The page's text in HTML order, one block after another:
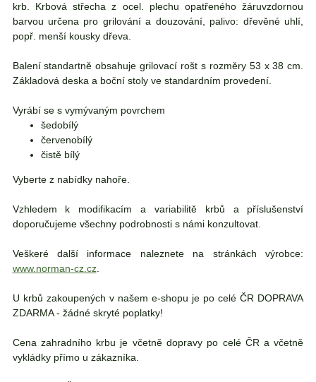
krb. Krbová střecha z ocel. plechu opatřeného žáruvzdornou
barvou určena pro grilování a douzování, palivo: dřevěné uhlí,
popř. menší kousky dřeva.
Balení standartně obsahuje grilovací rošt s rozměry 53 x 38 cm.
Základová deska a boční stoly ve standardním provedení.
Vyrábí se s vymývaným povrchem
šedobílý
červenobílý
čistě bílý
Vyberte z nabídky nahoře.
Vzhledem k modifikacím a variabilitě krbů a příslušenství
doporučujeme všechny podrobnosti s námi konzultovat.
Veškeré další informace naleznete na stránkách výrobce:
www.norman-cz.cz.
U krbů zakoupených v našem e-shopu je po celé ČR DOPRAVA
ZDARMA - žádné skryté poplatky!
Cena zahradního krbu je včetně dopravy po celé ČR a včetně
vykládky přímo u zákazníka.